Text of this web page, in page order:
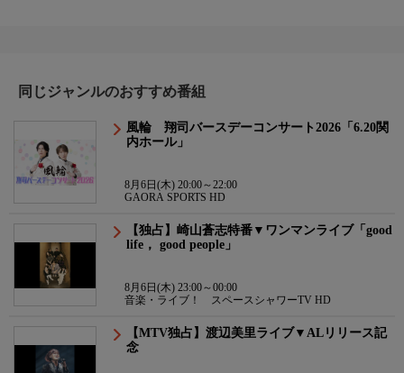
同じジャンルのおすすめ番組
風輪 翔司バースデーコンサート2026「6.20関
内ホール」
8月6日(木) 20:00～22:00
GAORA SPORTS HD
【独占】崎山蒼志特番▼ワンマンライブ「good
life， good people」
8月6日(木) 23:00～00:00
音楽・ライブ！ スペースシャワーTV HD
【MTV独占】渡辺美里ライブ▼ALリリース記
念